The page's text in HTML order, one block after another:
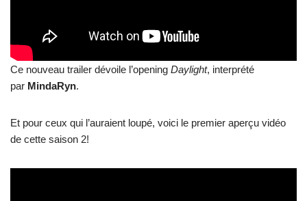
Ce nouveau trailer dévoile l’opening Daylight, interprété
par MindaRyn.
Et pour ceux qui l’auraient loupé, voici le premier aperçu vidéo
de cette saison 2!